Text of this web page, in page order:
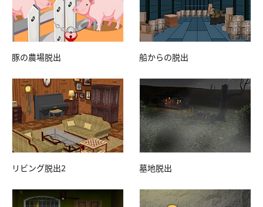
豚の農場脱出 船からの脱出
リビング脱出2 墓地脱出